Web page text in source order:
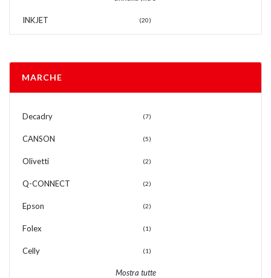
INKJET (20)
MARCHE
Decadry (7)
CANSON (5)
Olivetti (2)
Q-CONNECT (2)
Epson (2)
Folex (1)
Celly (1)
Mostra tutte